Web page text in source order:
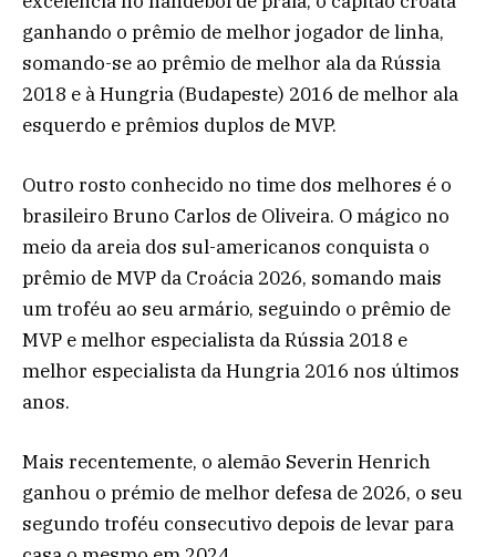
ganhando o prêmio de melhor jogador de linha,
somando-se ao prêmio de melhor ala da Rússia
2018 e à Hungria (Budapeste) 2016 de melhor ala
esquerdo e prêmios duplos de MVP.
Outro rosto conhecido no time dos melhores é o
brasileiro Bruno Carlos de Oliveira. O mágico no
meio da areia dos sul-americanos conquista o
prêmio de MVP da Croácia 2026, somando mais
um troféu ao seu armário, seguindo o prêmio de
MVP e melhor especialista da Rússia 2018 e
melhor especialista da Hungria 2016 nos últimos
anos.
Mais recentemente, o alemão Severin Henrich
ganhou o prémio de melhor defesa de 2026, o seu
segundo troféu consecutivo depois de levar para